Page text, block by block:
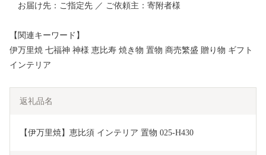
お届け先：ご指定先 ／ ご依頼主：寄附者様
【関連キーワード】
伊万里焼 七福神 神様 恵比寿 焼き物 置物 商売繁盛 贈り物 ギフト
インテリア
返礼品名
【伊万里焼】恵比須 インテリア 置物 025-H430